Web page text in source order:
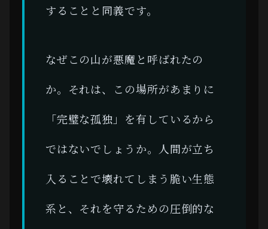
することと同義です。
なぜこの山が悪魔と呼ばれたの
か。それは、この場所があまりに
「完璧な孤独」を有しているから
ではないでしょうか。人間が立ち
入ることで壊れてしまう脆い生態
系と、それを守るための圧倒的な